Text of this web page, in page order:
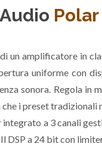
Polar
un amplificatore in
uniforme con
sonora. Regola
che i preset tradizionali
integrato a 3 canali
DSP a 24 bit con